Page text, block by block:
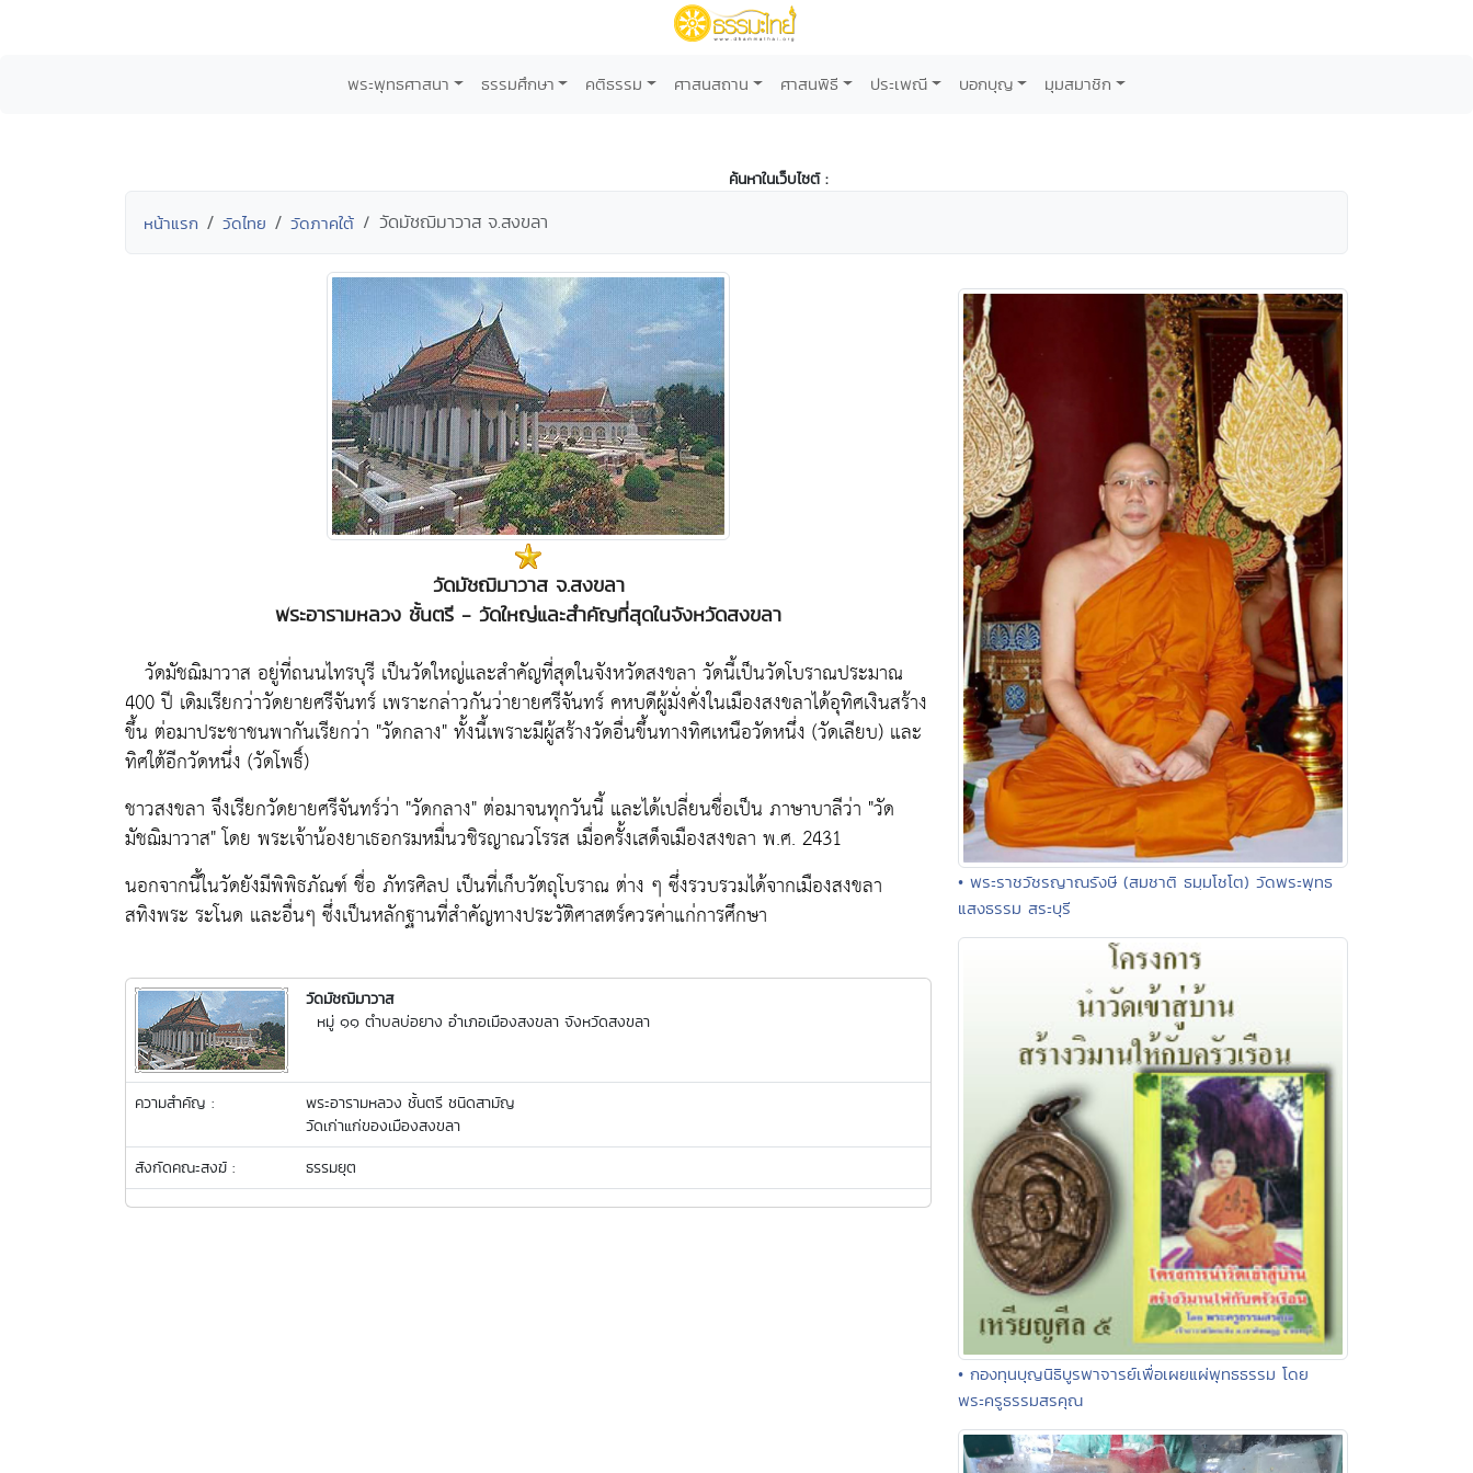
พระพุทธศาสนา ธรรมศึกษา คติธรรม ศาสนสถาน ศาสนพิธี ประเพณี บอกบุญ มุมสมาชิก
ค้นหาในเว็บไซต์ :
หน้าแรก วัดไทย วัดภาคใต้ วัดมัชฌิมาวาส จ.สงขลา
วัดมัชฌิมาวาส จ.สงขลา
พระอารามหลวง ชั้นตรี - วัดใหญ่และสำคัญที่สุดในจังหวัดสงขลา
วัดมัชฌิมาวาส อยู่ที่ถนนไทรบุรี เป็นวัดใหญ่และสำคัญที่สุดในจังหวัดสงขลา วัดนี้เป็นวัดโบราณประมาณ
400 ปี เดิมเรียกว่าวัดยายศรีจันทร์ เพราะกล่าวกันว่ายายศรีจันทร์ คหบดีผู้มั่งคั่งในเมืองสงขลาได้อุทิศเงินสร้าง
ขึ้น ต่อมาประชาชนพากันเรียกว่า "วัดกลาง" ทั้งนี้เพราะมีผู้สร้างวัดอื่นขึ้นทางทิศเหนือวัดหนึ่ง (วัดเลียบ) และ
ทิศใต้อีกวัดหนึ่ง (วัดโพธิ์)
ชาวสงขลา จึงเรียกวัดยายศรีจันทร์ว่า "วัดกลาง" ต่อมาจนทุกวันนี้ และได้เปลี่ยนชื่อเป็น ภาษาบาลีว่า "วัด
มัชฌิมาวาส" โดย พระเจ้าน้องยาเธอกรมหมื่นวชิรญาณวโรรส เมื่อครั้งเสด็จเมืองสงขลา พ.ศ. 2431
นอกจากนี้ในวัดยังมีพิพิธภัณฑ์ ชื่อ ภัทรศิลป เป็นที่เก็บวัตถุโบราณ ต่าง ๆ ซึ่งรวบรวมได้จากเมืองสงขลา
สทิงพระ ระโนด และอื่นๆ ซึ่งเป็นหลักฐานที่สำคัญทางประวัติศาสตร์ควรค่าแก่การศึกษา
วัดมัชฌิมาวาส
หมู่ ๑๑ ตำบลบ่อยาง อำเภอเมืองสงขลา จังหวัดสงขลา
ความสำคัญ :
พระอารามหลวง ชั้นตรี ชนิดสามัญ
วัดเก่าแก่ของเมืองสงขลา
สังกัดคณะสงฆ์ :
ธรรมยุต
• พระราชวัชรญาณรังษี (สมชาติ ธมฺมโชโต) วัดพระพุทธ
แสงธรรม สระบุรี
• กองทุนบุญนิธิบูรพาจารย์เพื่อเผยแผ่พุทธธรรม โดย
พระครูธรรมสรคุณ